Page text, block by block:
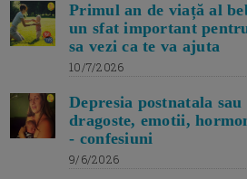
Primul an de viață al
un sfat important
sa vezi ca te va ajuta
10/7/2026
Depresia postnatala
dragoste, emotii,
- confesiuni
9/6/2026